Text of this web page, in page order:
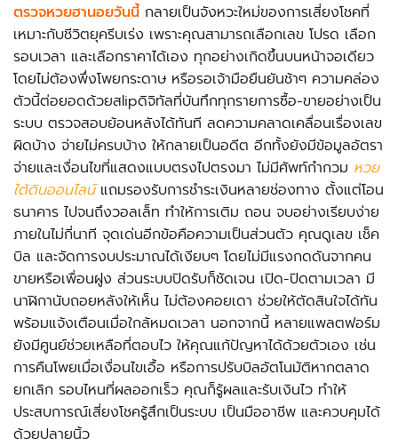
ตรวจหวยฮานอยวันนี้กลายเป็นจังหวะใหม่ของการเสี่ยงโชคที่
เหมาะกับชีวิตยุครีบเร่ง เพราะคุณสามารถเลือกเลข โปรด เลือก
รอบเวลา และเลือกราคาได้เอง ทุกอย่างเกิดขึ้นบนหน้าจอเดียว
โดยไม่ต้องพึ่งโพยกระดาษ หรือรอเจ้ามือยืนยันช้าๆ ความคล่อง
ตัวนี้ต่อยอดด้วยสlipดิจิทัลที่บันทึกทุกรายการซื้อ-ขายอย่างเป็น
ระบบ ตรวจสอบย้อนหลังได้ทันที ลดความคลาดเคลื่อนเรื่องเลข
ผิดบ้าง จ่ายไม่ครบบ้าง ให้กลายเป็นอดีต อีกทั้งยังมีข้อมูลอัตรา
จ่ายและเงื่อนไขที่แสดงแบบตรงไปตรงมา ไม่มีศัพท์กำกวม หวย
ใต้ดินออนไลน์ แถมรองรับการชำระเงินหลายช่องทาง ตั้งแต่โอน
ธนาคาร ไปจนถึงวอลเล็ท ทำให้การเติม ถอน จบอย่างเรียบง่าย
ภายในไม่กี่นาที จุดเด่นอีกข้อคือความเป็นส่วนตัว คุณดูเลข เช็ค
บิล และจัดการงบประมาณได้เงียบๆ โดยไม่มีแรงกดดันจากคน
ขายหรือเพื่อนฝูง ส่วนระบบปิดรับก็ชัดเจน เปิด-ปิดตามเวลา มี
นาฬิกานับถอยหลังให้เห็น ไม่ต้องคอยเดา ช่วยให้ตัดสินใจได้ทัน
พร้อมแจ้งเตือนเมื่อใกล้หมดเวลา นอกจากนี้ หลายแพลตฟอร์ม
ยังมีศูนย์ช่วยเหลือที่ตอบไว ให้คุณแก้ปัญหาได้ด้วยตัวเอง เช่น
การคืนโพยเมื่อเงื่อนไขเอื้อ หรือการปรับบิลอัตโนมัติหากตลาด
ยกเลิก รอบไหนที่ผลออกเร็ว คุณก็รู้ผลและรับเงินไว ทำให้
ประสบการณ์เสี่ยงโชครู้สึกเป็นระบบ เป็นมืออาชีพ และควบคุมได้
ด้วยปลายนิ้ว